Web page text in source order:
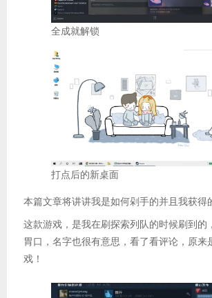
全成就解锁
打点后的新桌面
本篇文章将讲讲我是如何剁手的并且我获得
这款游戏，是我在刷探索列队的时候刷到的
胃口，名字也很有意思，看了看评论，原来
戏！